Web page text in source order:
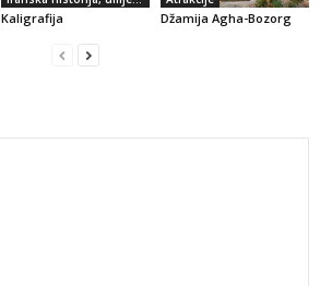
Kaligrafija Džamija Agha-Bozorg